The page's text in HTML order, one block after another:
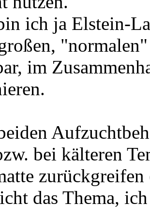
ich ja Elstein-
im
bei kälteren
das Thema,